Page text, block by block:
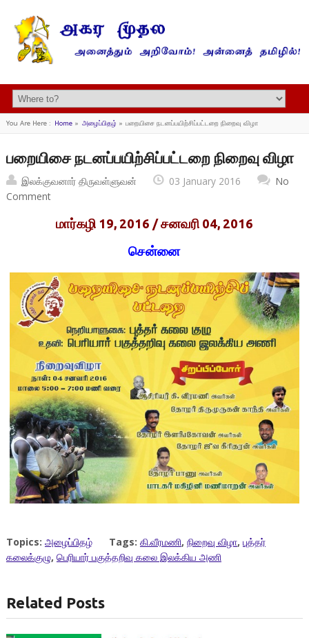
You Are Here : Home» அழைப்பிதழ் » பறையிசை நடனப்பயிற்சிப்பட்டறை நிறைவு விழா
பறையிசை நடனப்பயிற்சிப்பட்டறை நிறைவு விழா
இலக்குவனார் திருவள்ளுவன் 03 January 2016
No
Comment
மார்கழி 19, 2016 / சனவரி 04, 2016
சென்னை
Topics: அழைப்பிதழ் Tags: கி.வீரமணி, நிறைவு விழா, புத்தர்
கலைக்குழு, பெரியார் பகுத்தறிவு கலை இலக்கிய அணி
Related Posts